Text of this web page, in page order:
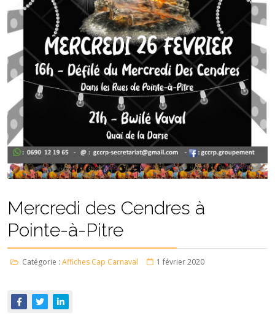
Mercredi des Cendres à
Pointe-à-Pitre
Catégorie : Affiches Cap Carnaval 1 février 2020